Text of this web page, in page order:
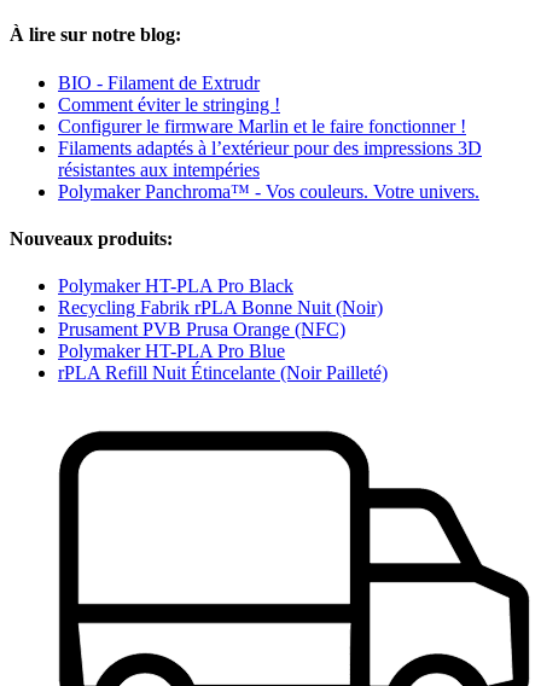
À lire sur notre blog:
BIO - Filament de Extrudr
Comment éviter le stringing !
Configurer le firmware Marlin et le faire fonctionner !
Filaments adaptés à l’extérieur pour des impressions 3D
résistantes aux intempéries
Polymaker Panchroma™ - Vos couleurs. Votre univers.
Nouveaux produits:
Polymaker HT-PLA Pro Black
Recycling Fabrik rPLA Bonne Nuit (Noir)
Prusament PVB Prusa Orange (NFC)
Polymaker HT-PLA Pro Blue
rPLA Refill Nuit Étincelante (Noir Pailleté)